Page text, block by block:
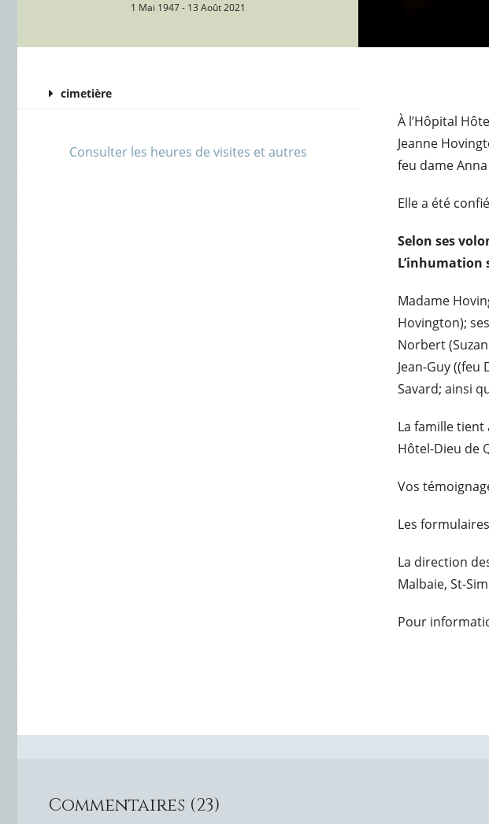
1 Mai 1947 - 13 Août 2021
cimetière
Consulter les heures de visites et autres
À l’Hôpital
Jeanne
feu dame
Elle a été
Selon ses
L’inhumation
Madame
Hovington);
Norbert
Jean-Guy
Savard; ainsi
La famille tient
Hôtel-Dieu de
Vos
Les
La direction
Malbaie, St-
Pour
Commentaires (23)